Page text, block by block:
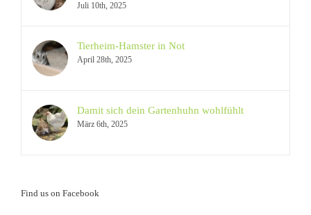
Juli 10th, 2025
Tierheim-Hamster in Not
April 28th, 2025
Damit sich dein Gartenhuhn wohlfühlt
März 6th, 2025
Find us on Facebook